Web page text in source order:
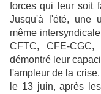
forces qui leur soit
Jusqu'à l'été, une
même
CFTC, CFE-
démontré leur
l'ampleur de la
le 13 juin, après